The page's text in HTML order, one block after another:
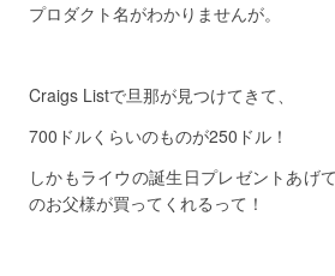
プロダクト名がわかりませんが。
Craigs Listで旦那が見つけてきて、
700ドルくらいのものが250ドル！
しかもライウの誕生日プレゼントあげ
のお父様が買ってくれるって！